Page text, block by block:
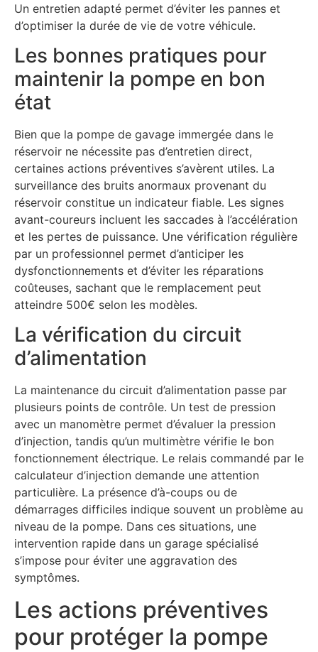
Un entretien adapté permet d’éviter les pannes et
d’optimiser la durée de vie de votre véhicule.
Les bonnes pratiques pour
maintenir la pompe en bon
état
Bien que la pompe de gavage immergée dans le
réservoir ne nécessite pas d’entretien direct,
certaines actions préventives s’avèrent utiles. La
surveillance des bruits anormaux provenant du
réservoir constitue un indicateur fiable. Les signes
avant-coureurs incluent les saccades à l’accélération
et les pertes de puissance. Une vérification régulière
par un professionnel permet d’anticiper les
dysfonctionnements et d’éviter les réparations
coûteuses, sachant que le remplacement peut
atteindre 500€ selon les modèles.
La vérification du circuit
d’alimentation
La maintenance du circuit d’alimentation passe par
plusieurs points de contrôle. Un test de pression
avec un manomètre permet d’évaluer la pression
d’injection, tandis qu’un multimètre vérifie le bon
fonctionnement électrique. Le relais commandé par le
calculateur d’injection demande une attention
particulière. La présence d’à-coups ou de
démarrages difficiles indique souvent un problème au
niveau de la pompe. Dans ces situations, une
intervention rapide dans un garage spécialisé
s’impose pour éviter une aggravation des
symptômes.
Les actions préventives
pour protéger la pompe